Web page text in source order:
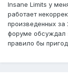
Insane Limits у
работает
произведенных
форуме обсуждал
правило бы